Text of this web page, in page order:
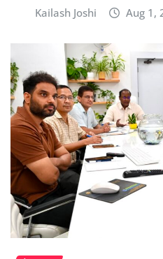
Kailash Joshi Aug 1,